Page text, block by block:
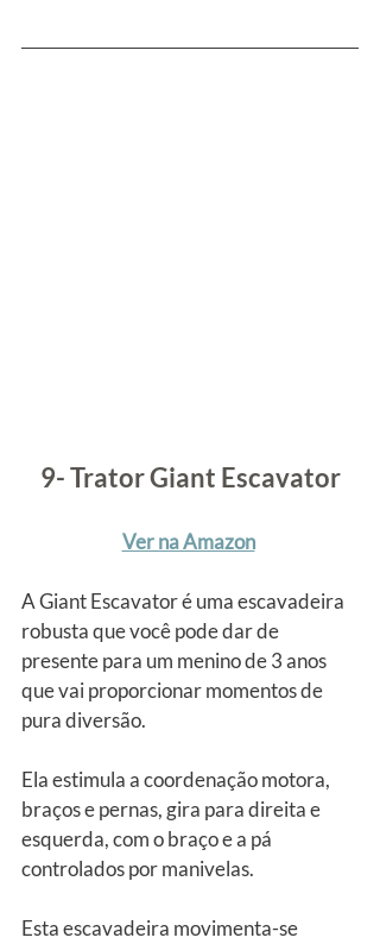
9- Trator Giant Escavator
Ver na Amazon
A Giant Escavator é uma escavadeira
robusta que você pode dar de
presente para um menino de 3 anos
que vai proporcionar momentos de
pura diversão.
Ela estimula a coordenação motora,
braços e pernas, gira para direita e
esquerda, com o braço e a pá
controlados por manivelas.
Esta escavadeira movimenta-se